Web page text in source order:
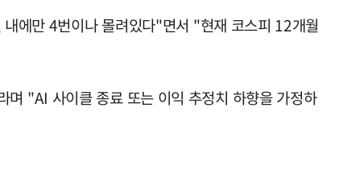
에만 4번이나 몰려있다"면서 "현재 코스피 12개월
"AI 사이클 종료 또는 이익 추정치 하향을 가정하